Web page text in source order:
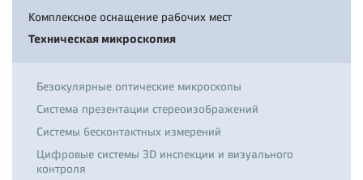
Комплексное оснащение рабочих мест
Техническая микроскопия
Безокулярные оптические микроскопы
Система презентации стереоизображений
Системы бесконтактных измерений
Цифровые системы 3D инспекции и визуального
контроля